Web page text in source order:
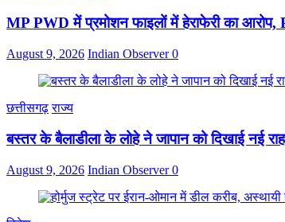
MP PWD में प्रमोशन फाइलों में हेराफेरी का आरोप,
August 9, 2026 Indian Observer0
छत्तीसगढ़ राज्य
बस्तर के बैलाडीला के लोहे ने जापान को दिखाई नई
August 9, 2026 Indian Observer0